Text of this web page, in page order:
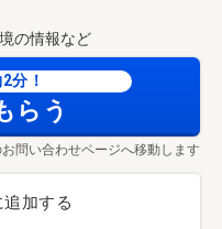
学希望の方は、必ず事
！】
トにお答え頂いた方に
の情報など
分！
らう
お問い合わせページへ移動します
加する